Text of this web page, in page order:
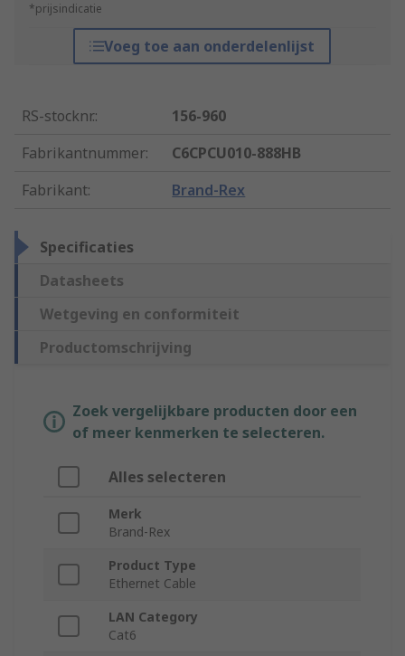
*prijsindicatie
Voeg toe aan onderdelenlijst
RS-stocknr.:
156-960
Fabrikantnummer:
C6CPCU010-888HB
Fabrikant: Brand-Rex
Specificaties
Datasheets
Wetgeving en conformiteit
Productomschrijving
Zoek vergelijkbare producten door een
of meer kenmerken te selecteren.
Alles selecteren
Merk
Brand-Rex
Product Type
Ethernet Cable
LAN Category
Cat6